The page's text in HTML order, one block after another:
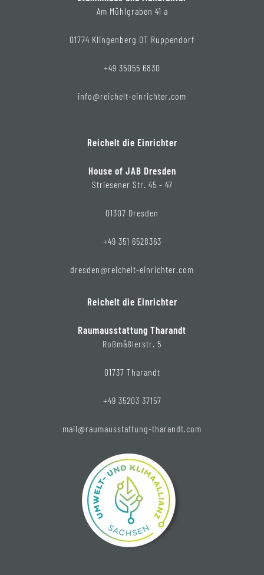
Am Mühlgraben 41 a
01774 Klingenberg OT Ruppendorf
+49 35055 6830
info@reichelt-einrichter.com
Reichelt die Einrichter
House of JAB Dresden
Striesener Str. 45 - 47
01307 Dresden
+49 351 6528363
dresden@reichelt-einrichter.com
Reichelt die Einrichter
Raumausstattung Tharandt
Roßmäßlerstr. 5
01737 Tharandt
+49 35203 37157
mail@raumausstattung-tharandt.com